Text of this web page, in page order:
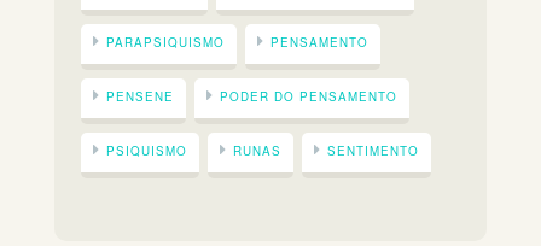
PARAPSIQUISMO PENSAMENTO
PENSENE PODER DO PENSAMENTO
PSIQUISMO RUNAS SENTIMENTO